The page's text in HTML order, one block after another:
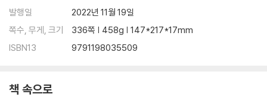
오늘도 화를 내고 말았다면
무엇이든 거부한다
발행일
2022년 11월 19일
쪽수, 무게, 크기
336쪽 | 458g | 147*217*17mm
ISBN13
9791198035509
책 속으로